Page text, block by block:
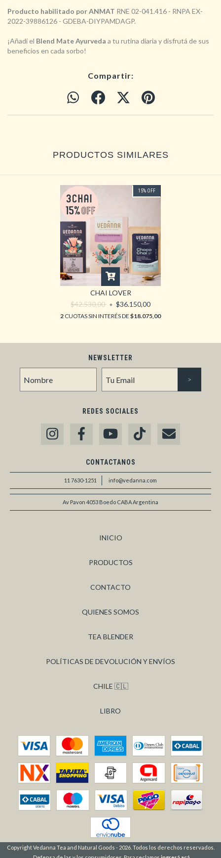
Producto habilitado por ANMAT RNE 02-041.416 - RNPA EX-
2022-39886126 - GDEBA-DIYPAMDAGP.
¡Añadí el Blend Mate Ayurveda a tu rutina diaria y disfrutá de sus
beneficios en cada sorbo!
Compartir:
PRODUCTOS SIMILARES
15% OFF
CHAI LOVER
$42.530,00
$36.150,00
2 CUOTAS SIN INTERÉS DE $18.075,00
NEWSLETTER
REDES SOCIALES
CONTACTANOS
11 7630-1251 info@vedanna.com
Av Pavon 4053 Boedo CABA Argentina
INICIO
PRODUCTOS
CONTACTO
QUIENES SOMOS
TEA BLENDER
POLÍTICAS DE DEVOLUCIÓN Y ENVÍOS
CHILE 🇨🇱
LIBRO
Copyright Vedanna Tea and Natural Goods - 2026. Todos los derechos reservados.